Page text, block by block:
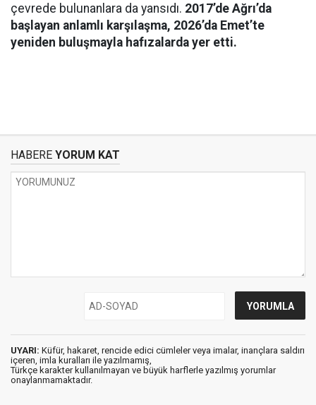
çevrede bulunanlara da yansıdı. 2017’de Ağrı’da
başlayan anlamlı karşılaşma, 2026’da Emet’te
yeniden buluşmayla hafızalarda yer etti.
HABERE YORUM KAT
UYARI: Küfür, hakaret, rencide edici cümleler veya imalar, inançlara saldırı
içeren, imla kuralları ile yazılmamış,
Türkçe karakter kullanılmayan ve büyük harflerle yazılmış yorumlar
onaylanmamaktadır.